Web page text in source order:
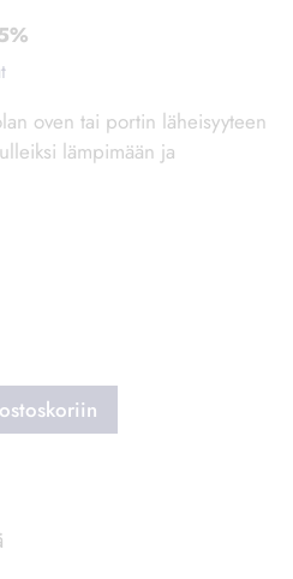
oven tai portin läheisyyteen
lämpimään ja